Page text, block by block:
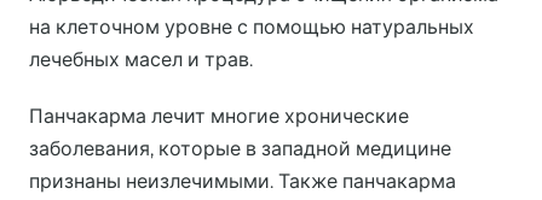
на клеточном уровне с помощью натуральных
лечебных масел и трав.
Панчакарма лечит многие хронические
заболевания, которые в западной медицине
признаны неизлечимыми. Также панчакарма